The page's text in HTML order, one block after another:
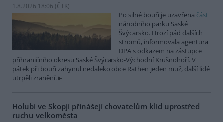
1.8.2026 18:06 (ČTK)
Po silné bouři je uzavřena část
národního parku Saské
Švýcarsko. Hrozí pád dalších
stromů, informovala agentura
DPA s odkazem na zástupce
příhraničního okresu Saské Švýcarsko-Východní Krušnohoří. V
pátek při bouři zahynul nedaleko obce Rathen jeden muž, další lidé
utrpěli zranění.
Holubi ve Skopji přinášejí chovatelům klid uprostřed
ruchu velkoměsta